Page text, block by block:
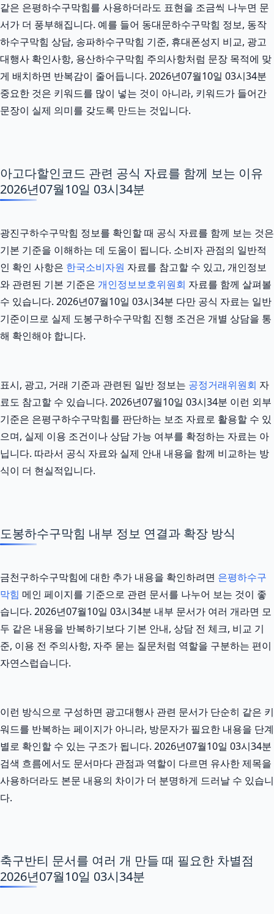
같은 은평하수구막힘를 사용하더라도 표현을 조금씩 나누면 문
서가 더 풍부해집니다. 예를 들어 동대문하수구막힘 정보, 동작
하수구막힘 상담, 송파하수구막힘 기준, 휴대폰성지 비교, 광고
대행사 확인사항, 용산하수구막힘 주의사항처럼 문장 목적에 맞
게 배치하면 반복감이 줄어듭니다. 2026년07월10일 03시34분
중요한 것은 키워드를 많이 넣는 것이 아니라, 키워드가 들어간
문장이 실제 의미를 갖도록 만드는 것입니다.
아고다할인코드 관련 공식 자료를 함께 보는 이유
2026년07월10일 03시34분
광진구하수구막힘 정보를 확인할 때 공식 자료를 함께 보는 것은
기본 기준을 이해하는 데 도움이 됩니다. 소비자 관점의 일반적
인 확인 사항은 한국소비자원 자료를 참고할 수 있고, 개인정보
와 관련된 기본 기준은 개인정보보호위원회 자료를 함께 살펴볼
수 있습니다. 2026년07월10일 03시34분 다만 공식 자료는 일반
기준이므로 실제 도봉구하수구막힘 진행 조건은 개별 상담을 통
해 확인해야 합니다.
표시, 광고, 거래 기준과 관련된 일반 정보는 공정거래위원회 자
료도 참고할 수 있습니다. 2026년07월10일 03시34분 이런 외부
기준은 은평구하수구막힘를 판단하는 보조 자료로 활용할 수 있
으며, 실제 이용 조건이나 상담 가능 여부를 확정하는 자료는 아
닙니다. 따라서 공식 자료와 실제 안내 내용을 함께 비교하는 방
식이 더 현실적입니다.
도봉하수구막힘 내부 정보 연결과 확장 방식
금천구하수구막힘에 대한 추가 내용을 확인하려면 은평하수구
막힘 메인 페이지를 기준으로 관련 문서를 나누어 보는 것이 좋
습니다. 2026년07월10일 03시34분 내부 문서가 여러 개라면 모
두 같은 내용을 반복하기보다 기본 안내, 상담 전 체크, 비교 기
준, 이용 전 주의사항, 자주 묻는 질문처럼 역할을 구분하는 편이
자연스럽습니다.
이런 방식으로 구성하면 광고대행사 관련 문서가 단순히 같은 키
워드를 반복하는 페이지가 아니라, 방문자가 필요한 내용을 단계
별로 확인할 수 있는 구조가 됩니다. 2026년07월10일 03시34분
검색 흐름에서도 문서마다 관점과 역할이 다르면 유사한 제목을
사용하더라도 본문 내용의 차이가 더 분명하게 드러날 수 있습니
다.
축구반티 문서를 여러 개 만들 때 필요한 차별점
2026년07월10일 03시34분